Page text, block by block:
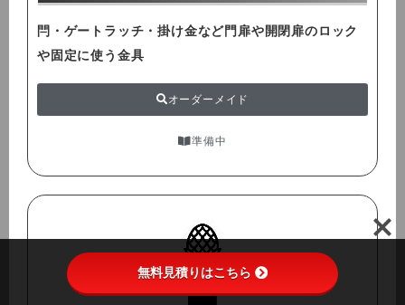
閂・ゲートラッチ・掛け金など門扉や開閉扉のロック
や固定に使う金具
オーダーメイド
準備中
無料見積りはこちら